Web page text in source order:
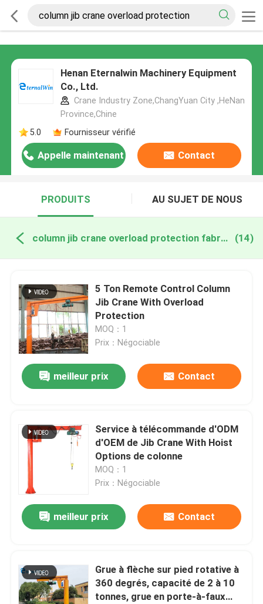
Henan Eternalwin Machinery Equipment
Co., Ltd.
Crane Industry Zone,ChangYuan City ,HeNan
Province,Chine
5.0
Fournisseur vérifié
Appelle maintenant Contact
PRODUITS AU SUJET DE NOUS
column jib crane overload protection fabrication en ligne (14)
5 Ton Remote Control Column
Jib Crane With Overload
Protection
MOQ：1
Prix：Négociable
meilleur prix Contact
Service à télécommande d'ODM
d'OEM de Jib Crane With Hoist
Options de colonne
MOQ：1
Prix：Négociable
meilleur prix Contact
Grue à flèche sur pied rotative à
360 degrés, capacité de 2 à 10
tonnes, grue en porte-à-faux